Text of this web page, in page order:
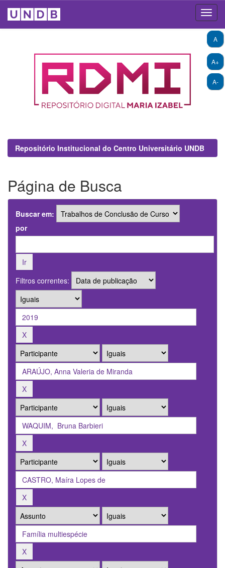
A+
A-
A
Repositório Institucional do Centro Universitário UNDB
Página de Busca
Buscar em:
por
Filtros correntes: